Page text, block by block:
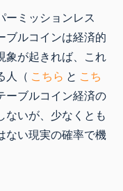
ーミッションレス
ブルコインは経済的
象が起きれば、これ
人（ こちら と こち
ーブルコイン経済の
いが、少なくとも
ない現実の確率で機